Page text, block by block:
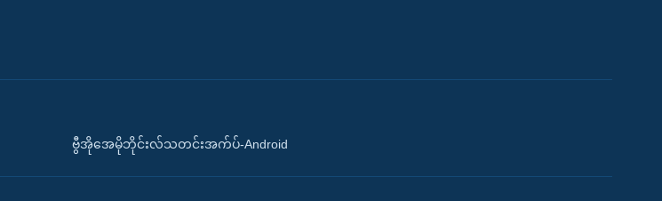
ဗွီအိုအေမိုဘိုင်းလ်သတင်းအက်ပ်-Android